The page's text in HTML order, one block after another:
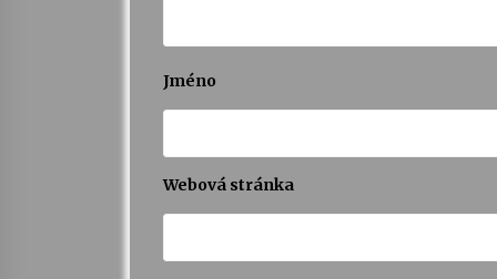
Jméno
Webová stránka